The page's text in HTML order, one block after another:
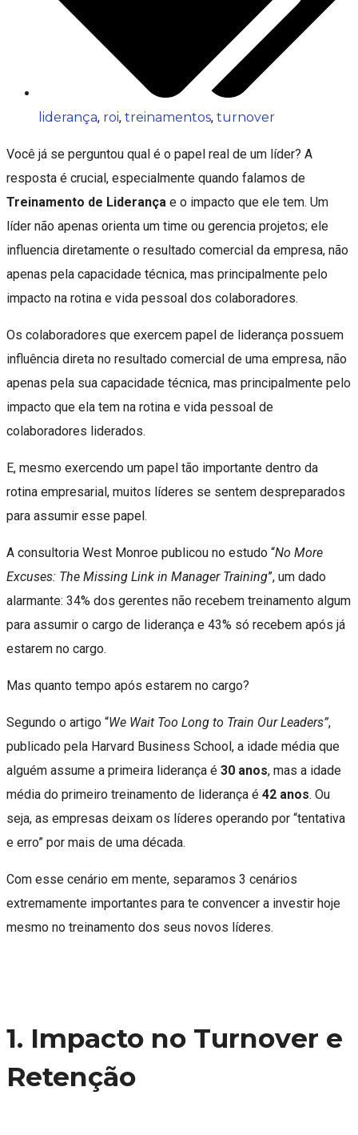
liderança, roi, treinamentos, turnover
Você já se perguntou qual é o papel real de um líder? A
resposta é crucial, especialmente quando falamos de
Treinamento de Liderança e o impacto que ele tem. Um
líder não apenas orienta um time ou gerencia projetos; ele
influencia diretamente o resultado comercial da empresa, não
apenas pela capacidade técnica, mas principalmente pelo
impacto na rotina e vida pessoal dos colaboradores.
Os colaboradores que exercem papel de liderança possuem
influência direta no resultado comercial de uma empresa, não
apenas pela sua capacidade técnica, mas principalmente pelo
impacto que ela tem na rotina e vida pessoal de
colaboradores liderados.
E, mesmo exercendo um papel tão importante dentro da
rotina empresarial, muitos líderes se sentem despreparados
para assumir esse papel.
A consultoria West Monroe publicou no estudo “No More
Excuses: The Missing Link in Manager Training”, um dado
alarmante: 34% dos gerentes não recebem treinamento algum
para assumir o cargo de liderança e 43% só recebem após já
estarem no cargo.
Mas quanto tempo após estarem no cargo?
Segundo o artigo “We Wait Too Long to Train Our Leaders”,
publicado pela Harvard Business School, a idade média que
alguém assume a primeira liderança é 30 anos, mas a idade
média do primeiro treinamento de liderança é 42 anos. Ou
seja, as empresas deixam os líderes operando por “tentativa
e erro” por mais de uma década.
Com esse cenário em mente, separamos 3 cenários
extremamente importantes para te convencer a investir hoje
mesmo no treinamento dos seus novos líderes.
1. Impacto no Turnover e
Retenção